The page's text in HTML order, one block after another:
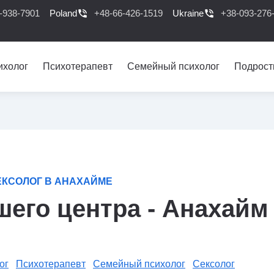
7901 Polandphone_in_talk +48-66-426-1519 Ukrainephone_in_talk +38-093-
Психотерапевт Семейный психолог
В АНАХАЙМЕ
центра - Анахайм
Психотерапевт Семейный психолог
Сексолог